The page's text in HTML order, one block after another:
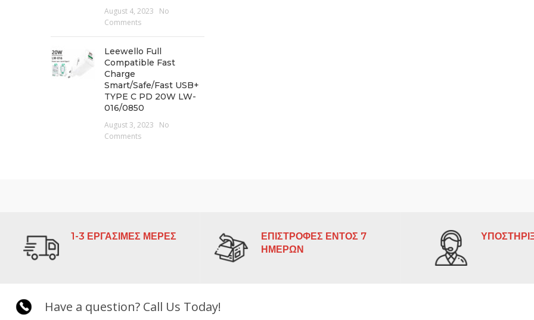
August 4, 2023
No
Comments
Leewello Full
Compatible Fast
Charge
Smart/Safe/Fast USB+
TYPE C PD 20W LW-
016/0850
August 3, 2023
No
Comments
1-3 ΕΡΓΑΣΙΜΕΣ ΜΕΡΕΣ
ΕΠΙΣΤΡΟΦΕΣ ΕΝΤΟΣ 7
ΗΜΕΡΩΝ
Have a question? Call Us Today!